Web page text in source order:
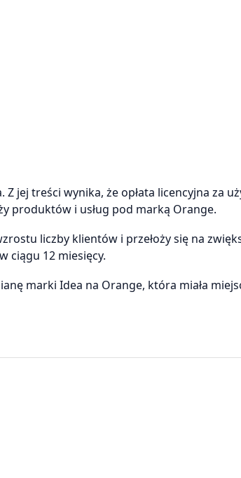
jej treści wynika, że opłata licencyjna za
produktów i usług pod marką Orange.
liczby klientów i przełoży się na
ciągu 12 miesięcy.
marki Idea na Orange, która miała